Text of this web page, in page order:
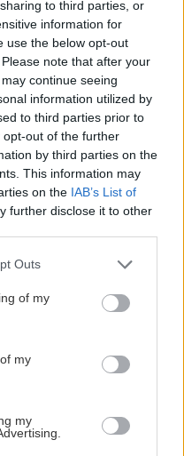
to third parties, or
information for
use the below opt-out
note that after your
continue seeing
information utilized by
to third parties prior to
out of the further
by third parties on the
This information may
on the IAB’s List of
further disclose it to other
one or more Google
You may click to
its third-party tags to
in below Google
Outs
of my
my
my
Spoznajte rozdiely, ktoré
aj pri práci
tomu vodotesné s
kryštálikou. A rozdiel - schnutie a zretie. Nič?
sú predražené. Toto si
pohodlnejšie!
všetko len na
IKEI - čo sa týka
s remeselným
než ten odpad z DTD
Júlový rez, ktorý
, 11.7.2026 na stanici
zväzu
vlky je možné použiť
Nemusí to byť len
levanduľa! 7 fialových